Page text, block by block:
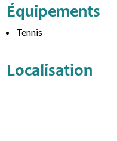
Équipements
Tennis
Localisation